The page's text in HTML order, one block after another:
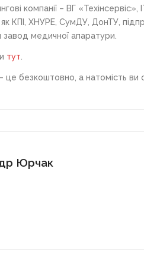
компанії – ВГ
КПІ, ХНУРЕ, СумДУ, ДонТУ,
завод медичної апаратури.
тут
безкоштовно, а натомість ви
Юрчак